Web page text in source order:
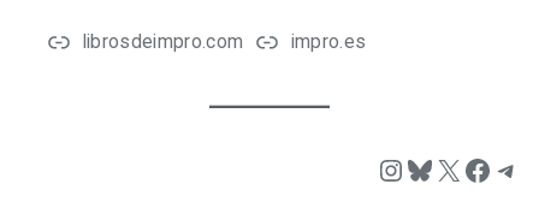
librosdeimpro.com impro.es
Instagram
Bluesky
X